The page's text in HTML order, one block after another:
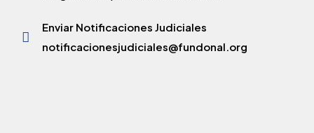
Enviar Notificaciones Judiciales
notificacionesjudiciales@fundonal.org